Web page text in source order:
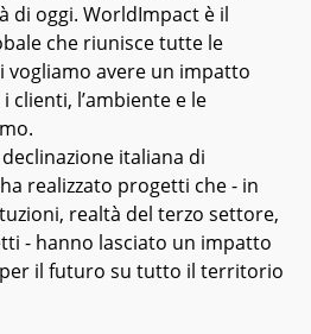
di oggi. WorldImpact è il
che riunisce tutte le
vogliamo avere un impatto
clienti, l’ambiente e le
italiana di
realizzato progetti che - in
realtà del terzo settore,
- hanno lasciato un impatto
il futuro su tutto il territorio